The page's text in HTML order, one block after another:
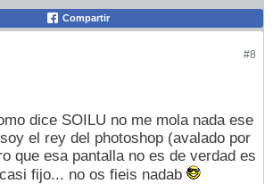
Compartir
#8
dice SOILU no me mola nada ese
el rey del photoshop (avalado por
que esa pantalla no es de verdad es
fijo... no os fieis nadab